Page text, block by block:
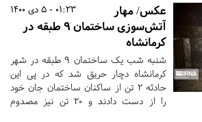
01:23 - 5 دی 1400
عکس/ مهار
آتش‌سوزی ساختمان ۹ طبقه در
کرمانشاه
شنبه شب یک ساختمان ۹ طبقه در شهر
کرمانشاه دچار حریق شد که در پی‌ این
حادثه ۲ تن از ساکنان ساختمان جان خود
را از دست دادند و ۲۰ تن نیز مصدوم